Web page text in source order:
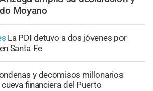
Moyano
La PDI detuvo a dos jóvenes por
Santa Fe
y decomisos millonarios
financiera del Puerto